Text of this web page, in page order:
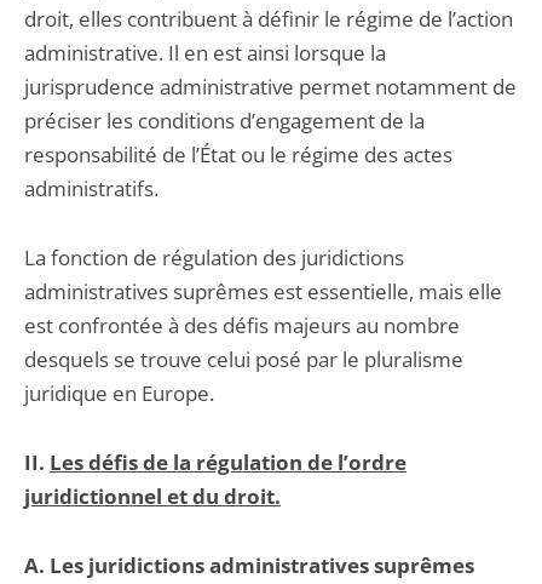
droit, elles contribuent à définir le régime de l’action
administrative. Il en est ainsi lorsque la
jurisprudence administrative permet notamment de
préciser les conditions d’engagement de la
responsabilité de l’État ou le régime des actes
administratifs.
La fonction de régulation des juridictions
administratives suprêmes est essentielle, mais elle
est confrontée à des défis majeurs au nombre
desquels se trouve celui posé par le pluralisme
juridique en Europe.
II. Les défis de la régulation de l’ordre
juridictionnel et du droit.
A. Les juridictions administratives suprêmes